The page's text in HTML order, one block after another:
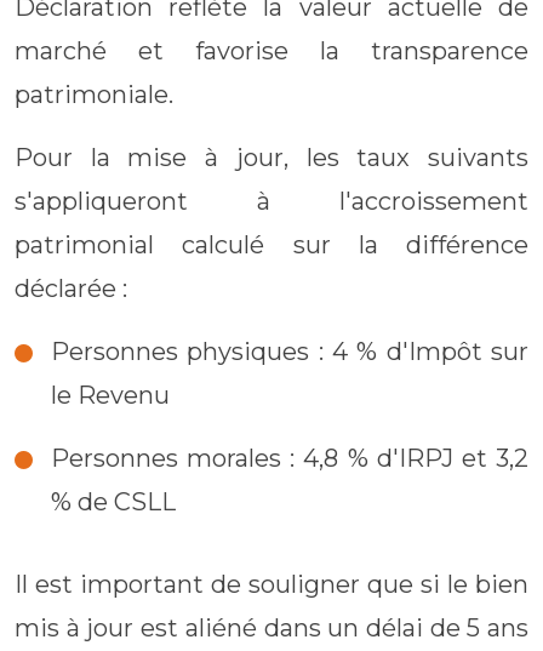
Déclaration reflète la valeur actuelle de
marché et favorise la transparence
patrimoniale.
Pour la mise à jour, les taux suivants
s'appliqueront à l'accroissement
patrimonial calculé sur la différence
déclarée :
Personnes physiques : 4 % d'Impôt sur
le Revenu
Personnes morales : 4,8 % d'IRPJ et 3,2
% de CSLL
Il est important de souligner que si le bien
mis à jour est aliéné dans un délai de 5 ans